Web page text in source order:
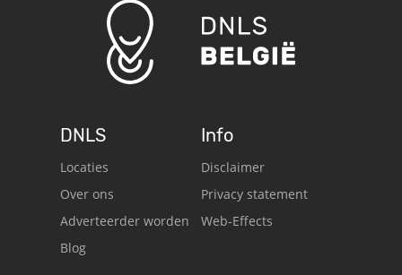
DNLS
Locaties
Over ons
Adverteerder worden
Blog
Info
Disclaimer
Privacy statement
Web-Effects